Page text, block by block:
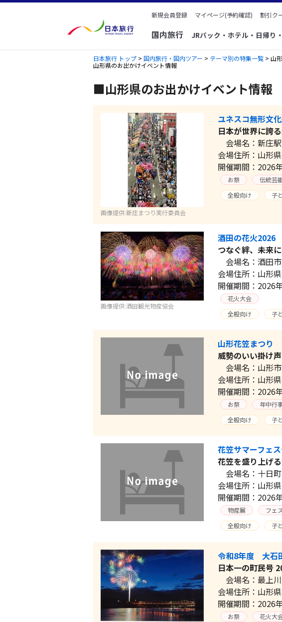
新規会員登録 マイページ(予約確認) 割引ク
国内旅行 JRパック・ホテル・日帰り
日本旅行 トップ > 国内旅行・国内ツアー > テーマ別の特集一覧 > 山
山形県のお出かけイベント情報
■山形県のお出かけイベント情報
画像提供:新庄まつり実行委員会
ユネスコ無形文
日本が世界に誇
会場名：新庄
会場住所：山形
開催期間：2026
お祭 伝統芸
全般向け
子
画像提供:酒田観光物産協会
酒田の花火2026
つなぐ絆、未来
会場名：酒田
会場住所：山形
開催期間：2026
花火大会
全般向け
子
山形花笠まつり
威勢のいい掛け
会場名：山形市
会場住所：山形
開催期間：2026
お祭 年中行
全般向け
子
花笠サマーフェ
花笠を盛り上げ
会場名：十日
会場住所：山形
開催期間：2026
物産展
フェ
全般向け
子
令和8年度 大石
日本一の町民号
会場名：最上川
会場住所：山形
開催期間：2026
お祭 花火大